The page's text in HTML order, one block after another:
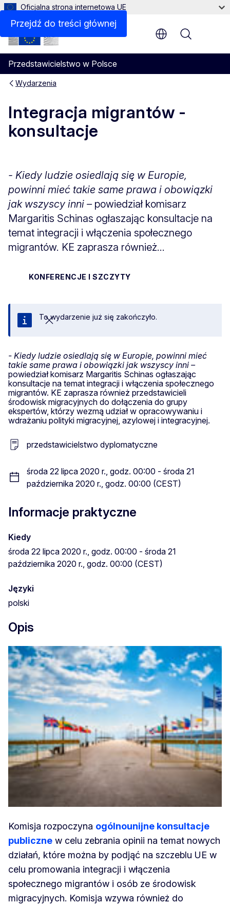
Przejdź do treści głównej
Oficjalna strona internetowa UE
Przedstawicielstwo w Polsce
Menu
Wydarzenia
Integracja migrantów -
konsultacje
- Kiedy ludzie osiedlają się w Europie,
powinni mieć takie same prawa i obowiązki
jak wszyscy inni – powiedział komisarz
Margaritis Schinas ogłaszając konsultacje na
temat integracji i włączenia społecznego
migrantów. KE zaprasza również...
KONFERENCJE I SZCZYTY
Zamknij
To wydarzenie już się zakończyło.
- Kiedy ludzie osiedlają się w Europie, powinni mieć
takie same prawa i obowiązki jak wszyscy inni –
powiedział komisarz Margaritis Schinas ogłaszając
konsultacje na temat integracji i włączenia społecznego
migrantów. KE zaprasza również przedstawicieli
środowisk migracyjnych do dołączenia do grupy
ekspertów, którzy wezmą udział w opracowywaniu i
wdrażaniu polityki migracyjnej, azylowej i integracyjnej.
przedstawicielstwo dyplomatyczne
środa 22 lipca 2020 r., godz. 00:00 - środa 21
października 2020 r., godz. 00:00 (CEST)
Informacje praktyczne
Kiedy
środa 22 lipca 2020 r., godz. 00:00 - środa 21
października 2020 r., godz. 00:00 (CEST)
Języki
polski
Opis
Komisja rozpoczyna ogólnounijne konsultacje
publiczne w celu zebrania opinii na temat nowych
działań, które można by podjąć na szczeblu UE w
celu promowania integracji i włączenia
społecznego migrantów i osób ze środowisk
migracyjnych. Komisja wzywa również do